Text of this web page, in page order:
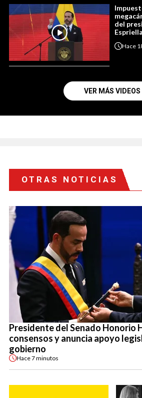
del
Espriella
Hace
VER MÁS VIDEOS
OTRAS NOTICIAS
Presidente del Senado Honorio
consensos y anuncia apoyo
gobierno
Hace7 minutos